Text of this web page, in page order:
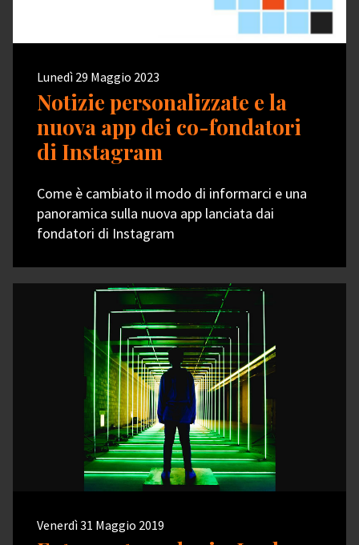
Lunedì 29 Maggio 2023
Notizie personalizzate e la
nuova app dei co-fondatori
di Instagram
Come è cambiato il modo di informarci e una
panoramica sulla nuova app lanciata dai
fondatori di Instagram
Venerdì 31 Maggio 2019